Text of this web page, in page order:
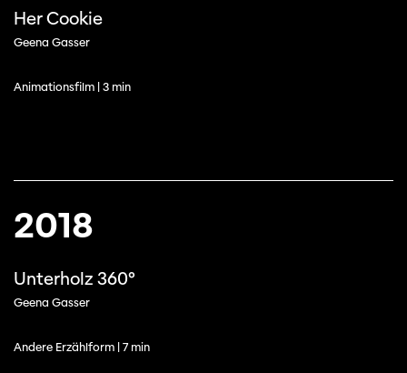
Her Cookie
Geena Gasser
Animationsfilm | 3 min
2018
Unterholz 360°
Geena Gasser
Andere Erzählform | 7 min